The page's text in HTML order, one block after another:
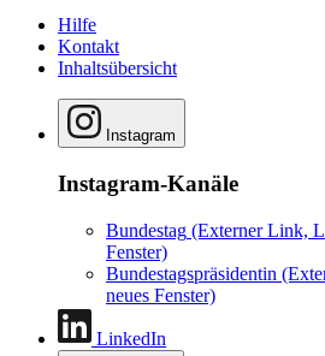
Hilfe
Kontakt
Inhaltsübersicht
Instagram
Instagram-Kanäle
Bundestag (Externer Link,
Fenster)
Bundestagspräsidentin
neues Fenster)
LinkedIn